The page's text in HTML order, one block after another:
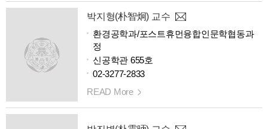
박지형(朴智炯) 교수
환경공학과/포스트휴먼융합인문학협동과
정
신공학관 655호
02-3277-2833
READ More